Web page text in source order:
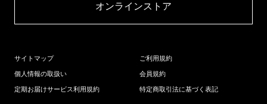
オンラインストア​
サイトマップ
個人情報の取扱い
定期お届けサービス利用規約
ご利用規約
会員規約
特定商取引法に基づく表記